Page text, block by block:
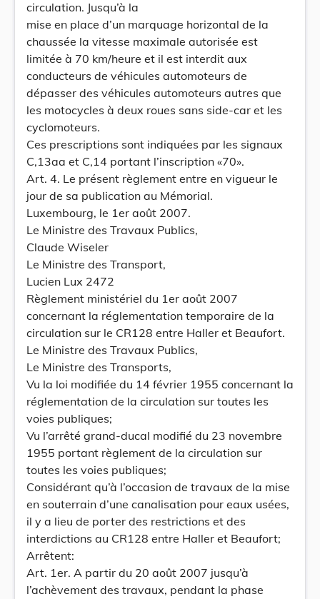
circulation. Jusqu’à la
mise en place d’un marquage horizontal de la
chaussée la vitesse maximale autorisée est
limitée à 70 km/heure et il est interdit aux
conducteurs de véhicules automoteurs de
dépasser des véhicules automoteurs autres que
les motocycles à deux roues sans side-car et les
cyclomoteurs.
Ces prescriptions sont indiquées par les signaux
C,13aa et C,14 portant l’inscription «70».
Art. 4. Le présent règlement entre en vigueur le
jour de sa publication au Mémorial.
Luxembourg, le 1er août 2007.
Le Ministre des Travaux Publics,
Claude Wiseler
Le Ministre des Transport,
Lucien Lux 2472
Règlement ministériel du 1er août 2007
concernant la réglementation temporaire de la
circulation sur le CR128 entre Haller et Beaufort.
Le Ministre des Travaux Publics,
Le Ministre des Transports,
Vu la loi modifiée du 14 février 1955 concernant la
réglementation de la circulation sur toutes les
voies publiques;
Vu l’arrêté grand-ducal modifié du 23 novembre
1955 portant règlement de la circulation sur
toutes les voies publiques;
Considérant qu’à l’occasion de travaux de la mise
en souterrain d’une canalisation pour eaux usées,
il y a lieu de porter des restrictions et des
interdictions au CR128 entre Haller et Beaufort;
Arrêtent:
Art. 1er. A partir du 20 août 2007 jusqu’à
l’achèvement des travaux, pendant la phase